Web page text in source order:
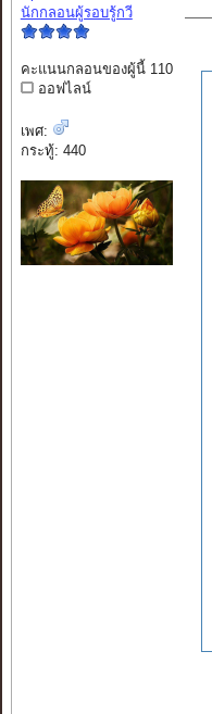
นักกลอนผู้รอบรู้กวี
คะแนนกลอนของผู้นี้ 110
ออฟไลน์
เพศ:
กระทู้: 440